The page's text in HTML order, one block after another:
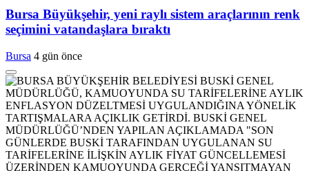
Bursa Büyükşehir, yeni raylı sistem araçlarının renk
seçimini vatandaşlara bıraktı
Bursa 4 gün önce